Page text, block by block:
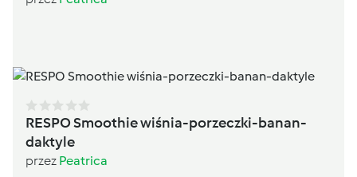
RESPO Smoothie wiśnia-porzeczki-banan-
daktyle
przez Peatrica